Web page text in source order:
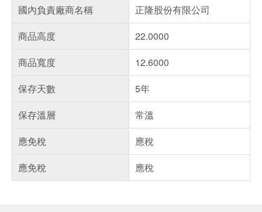
國內負責廠商名稱
正隆股份有限公司
商品高度
22.0000
商品寬度
12.6000
保存天數
5年
保存溫層
常溫
應免稅
應稅
應免稅
應稅